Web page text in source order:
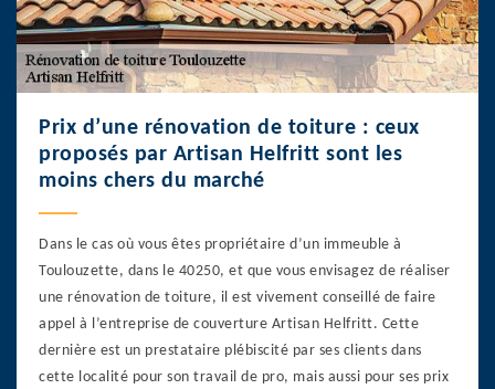
Prix d’une rénovation de toiture : ceux
proposés par Artisan Helfritt sont les
moins chers du marché
Dans le cas où vous êtes propriétaire d’un immeuble à
Toulouzette, dans le 40250, et que vous envisagez de réaliser
une rénovation de toiture, il est vivement conseillé de faire
appel à l’entreprise de couverture Artisan Helfritt. Cette
dernière est un prestataire plébiscité par ses clients dans
cette localité pour son travail de pro, mais aussi pour ses prix